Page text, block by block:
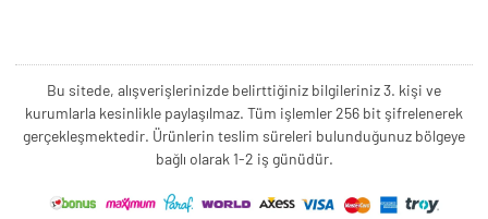
Bu sitede, alışverişlerinizde belirttiğiniz bilgileriniz 3. kişi ve
kurumlarla kesinlikle paylaşılmaz. Tüm işlemler 256 bit şifrelenerek
gerçekleşmektedir. Ürünlerin teslim süreleri bulunduğunuz bölgeye
bağlı olarak 1-2 iş günüdür.